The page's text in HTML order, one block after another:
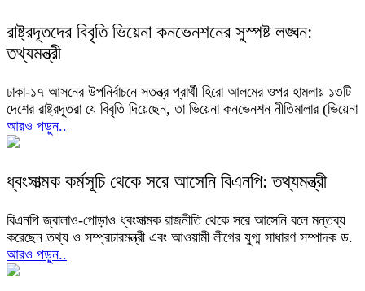
রাষ্ট্রদূতদের বিবৃতি ভিয়েনা কনভেনশনের সুস্পষ্ট লঙ্ঘন:
তথ্যমন্ত্রী
ঢাকা-১৭ আসনের উপনির্বাচনে সতন্ত্র প্রার্থী হিরো আলমের ওপর হামলায় ১৩টি
দেশের রাষ্ট্রদূতরা যে বিবৃতি দিয়েছেন, তা ভিয়েনা কনভেনশন নীতিমালার (ভিয়েনা
আরও পড়ুন..
ধ্বংসাত্মক কর্মসূচি থেকে সরে আসেনি বিএনপি: তথ্যমন্ত্রী
বিএনপি জ্বালাও-পোড়াও ধ্বংসাত্মক রাজনীতি থেকে সরে আসেনি বলে মন্তব্য
করেছেন তথ্য ও সম্প্রচারমন্ত্রী এবং আওয়ামী লীগের যুগ্ম সাধারণ সম্পাদক ড.
আরও পড়ুন..